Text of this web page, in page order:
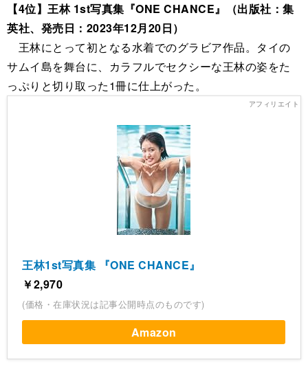
【4位】王林 1st写真集『ONE CHANCE』（出版社：集
英社、発売日：2023年12月20日）
王林にとって初となる水着でのグラビア作品。タイの
サムイ島を舞台に、カラフルでセクシーな王林の姿をた
っぷりと切り取った1冊に仕上がった。
王林1st写真集 『ONE CHANCE』
￥2,970
(価格・在庫状況は記事公開時点のものです)
Amazon